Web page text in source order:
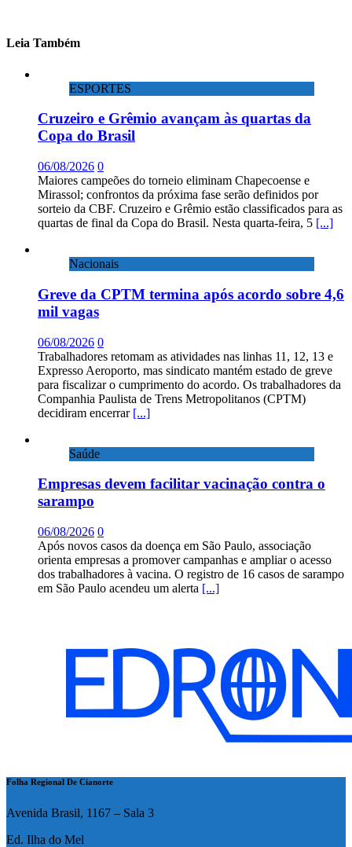
Leia Também
ESPORTES
Cruzeiro e Grêmio avançam às quartas da
Copa do Brasil
06/08/2026 0
Maiores campeões do torneio eliminam Chapecoense e
Mirassol; confrontos da próxima fase serão definidos por
sorteio da CBF. Cruzeiro e Grêmio estão classificados para as
quartas de final da Copa do Brasil. Nesta quarta-feira, 5 [...]
Nacionais
Greve da CPTM termina após acordo sobre 4,6
mil vagas
06/08/2026 0
Trabalhadores retomam as atividades nas linhas 11, 12, 13 e
Expresso Aeroporto, mas sindicato mantém estado de greve
para fiscalizar o cumprimento do acordo. Os trabalhadores da
Companhia Paulista de Trens Metropolitanos (CPTM)
decidiram encerrar [...]
Saúde
Empresas devem facilitar vacinação contra o
sarampo
06/08/2026 0
Após novos casos da doença em São Paulo, associação
orienta empresas a promover campanhas e ampliar o acesso
dos trabalhadores à vacina. O registro de 16 casos de sarampo
em São Paulo acendeu um alerta [...]
Folha Regional De Cianorte
Avenida Brasil, 1167 – Sala 3
Ed. Ilha do Mel